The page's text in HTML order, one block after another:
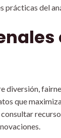
prácticas del
diversión,
que